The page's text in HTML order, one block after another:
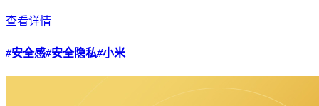
查看详情
#安全感#安全隐私#小米